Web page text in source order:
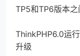
TP5和TP6版本之
ThinkPHP6.0运
升级